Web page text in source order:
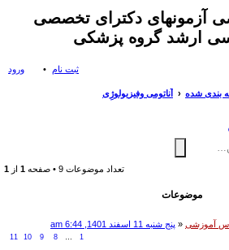
آزمونهای دکترای تخصصی
ارشد گروه پزشکی
ورود ثبت نام
بندی شده
آناتومی وفیزیولوژِی
تعداد موضوعات 9 • صفحه 1 از 1
موضوعات
آموزشی « پنج شنبه 11 اسفند 1401, 6:44 am
1
…
8
9
10
11